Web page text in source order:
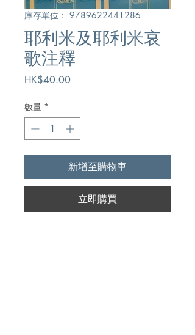
庫存單位： 9789622441286
耶利米及耶利米哀
歌注釋
HK$40.00價
數量 *
新增至購物車
立即購買